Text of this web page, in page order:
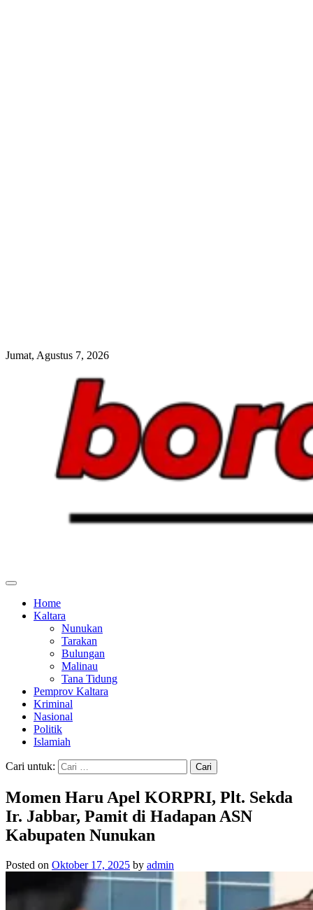
Jumat, Agustus 7, 2026
Home
Kaltara
Nunukan
Tarakan
Bulungan
Malinau
Tana Tidung
Pemprov Kaltara
Kriminal
Nasional
Politik
Islamiah
Cari untuk:
Momen Haru Apel KORPRI, Plt. Sekda
Ir. Jabbar, Pamit di Hadapan ASN
Kabupaten Nunukan
Posted on Oktober 17, 2025 by admin